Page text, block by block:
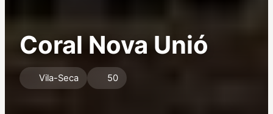
Coral Nova Unió
Vila-Seca 50